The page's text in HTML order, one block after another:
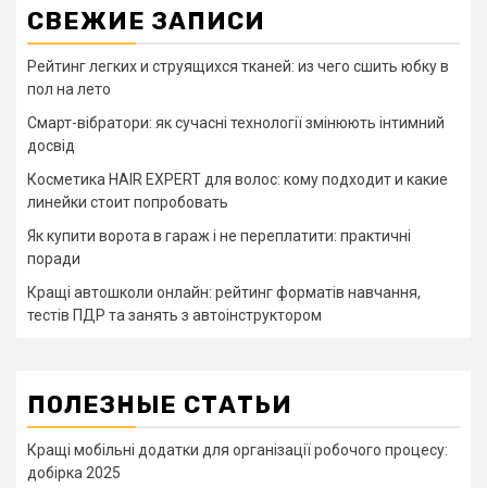
СВЕЖИЕ ЗАПИСИ
Рейтинг легких и струящихся тканей: из чего сшить юбку в
пол на лето
Смарт-вібратори: як сучасні технології змінюють інтимний
досвід
Косметика HAIR EXPERT для волос: кому подходит и какие
линейки стоит попробовать
Як купити ворота в гараж і не переплатити: практичні
поради
Кращі автошколи онлайн: рейтинг форматів навчання,
тестів ПДР та занять з автоінструктором
ПОЛЕЗНЫЕ СТАТЬИ
Кращі мобільні додатки для організації робочого процесу:
добірка 2025